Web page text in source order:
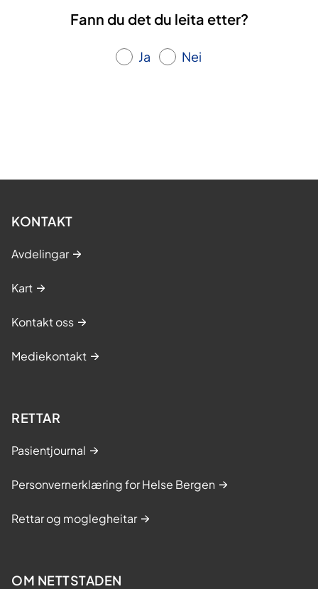
Fann du det du leita etter?
Ja Nei
KONTAKT
Avdelingar
Kart
Kontakt oss
Mediekontakt
RETTAR
Pasientjournal
Personvernerklæring for Helse Bergen
Rettar og moglegheitar
OM NETTSTADEN